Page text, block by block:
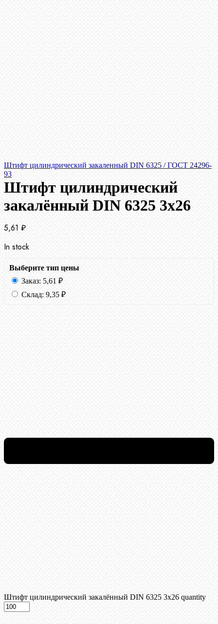
Штифт цилиндрический закаленный DIN 6325 / ГОСТ 24296-
93
Штифт цилиндрический
закалённый DIN 6325 3х26
5,61 ₽
In stock
Выберите тип цены
Заказ: 5,61 ₽
Склад: 9,35 ₽
Штифт цилиндрический закалённый DIN 6325 3х26 quantity